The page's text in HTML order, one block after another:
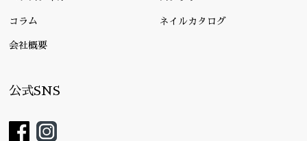
コラム ネイルカタログ
会社概要
公式SNS